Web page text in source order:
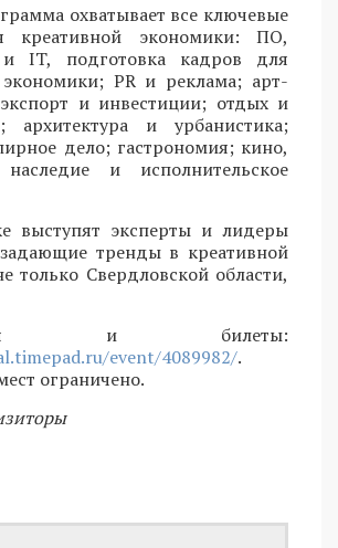
охватывает все ключевые
креативной экономики: ПО,
IT, подготовка кадров для
экономики; PR и реклама; арт-
и инвестиции; отдых и
архитектура и урбанистика;
дело; гастрономия; кино,
наследие и исполнительское
выступят эксперты и лидеры
тренды в креативной
только Свердловской области,
и билеты:
event/4089982/.
ограничено.